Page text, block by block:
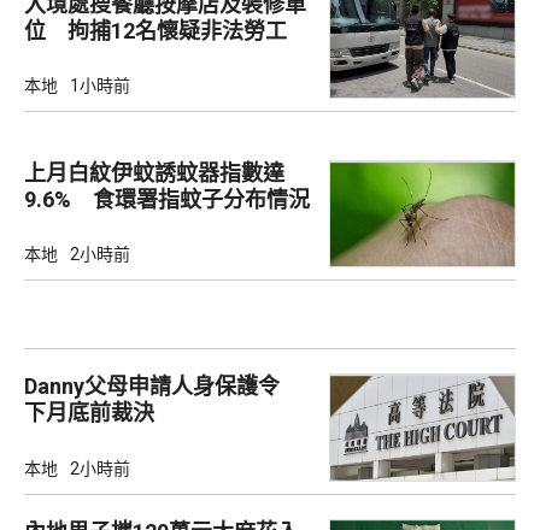
位 拘捕12名懷疑非法勞工
本地 1小時前
上月白紋伊蚊誘蚊器指數達
9.6% 食環署指蚊子分布情況
本地 2小時前
Danny父母申請人身保護令
下月底前裁決
本地 2小時前